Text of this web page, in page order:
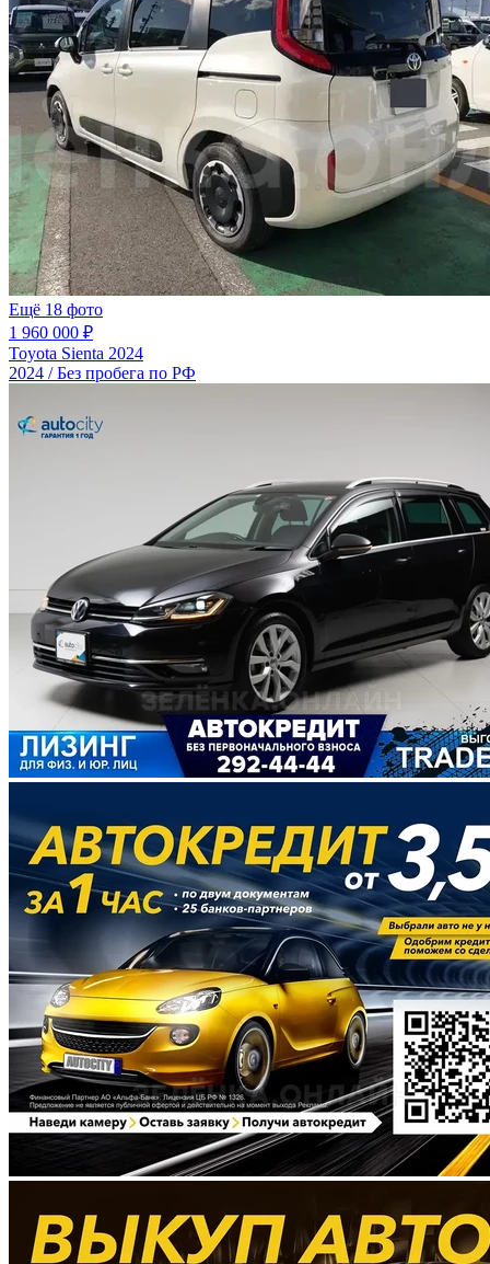
Ещё 18 фото
1 960 000 ₽
Toyota Sienta 2024
2024 / Без пробега по РФ